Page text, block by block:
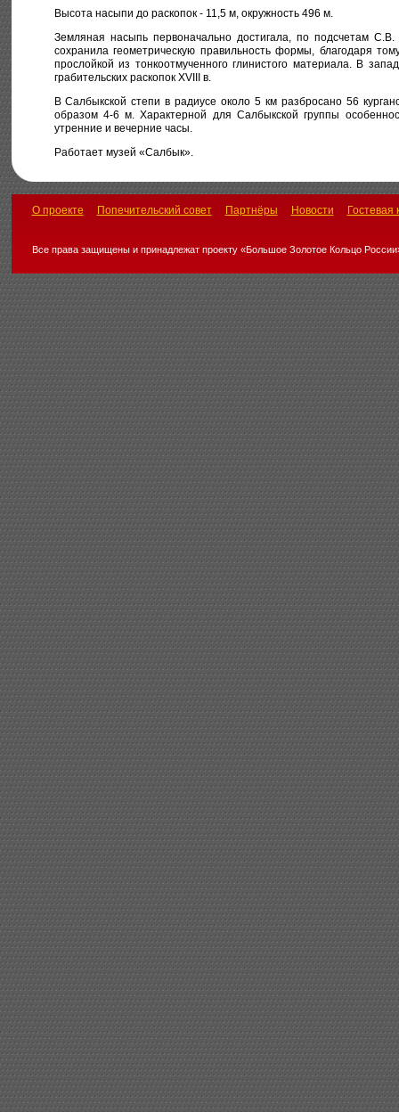
Высота насыпи до раскопок - 11,5 м, окружность 496 м.
Земляная насыпь первоначально достигала, по подсчетам
сохранила геометрическую правильность формы, благодаря
прослойкой из тонкоотмученного глинистого материала. В
грабительских раскопок XVIII в.
В Салбыкской степи в радиусе около 5 км разбросано 56
образом 4-6 м. Характерной для Салбыкской группы
утренние и вечерние часы.
Работает музей «Салбык».
О проекте Попечительский совет Партнёры Новости Гостевая
Все права защищены и принадлежат проекту «Большое Золотое Кольцо